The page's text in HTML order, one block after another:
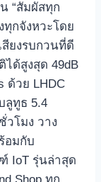
“สัมผัสทุก
ทุกจังหวะโดย
ยงรบกวนที่ดี
ด้สูงสุด 49dB
ด้วย LHDC
ลูทูธ 5.4
โมง วาง
อมกับ
IoT รุ่นล่าสุด